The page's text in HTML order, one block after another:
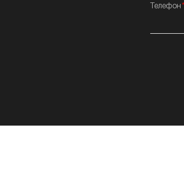
Телефон